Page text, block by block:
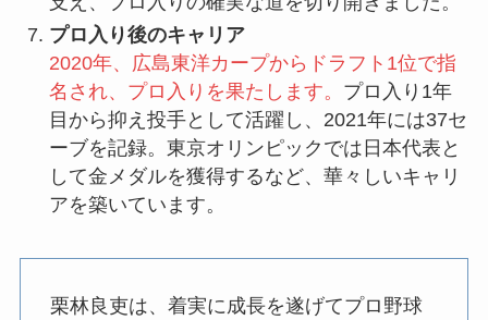
プロ入り後のキャリア
2020年、広島東洋カープからドラフト1位で指
名され、プロ入りを果たします。 プロ入り1年
目から抑え投手として活躍し、2021年には37セ
ーブを記録。東京オリンピックでは日本代表と
して金メダルを獲得するなど、華々しいキャリ
アを築いています。
栗林良吏は、着実に成長を遂げてプロ野球